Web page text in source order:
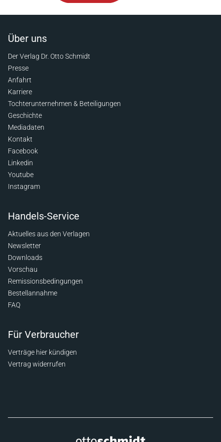
Über uns
Der Verlag Dr. Otto Schmidt
Presse
Anfahrt
Karriere
Tochterunternehmen & Beteiligungen
Geschichte
Mediadaten
Kontakt
Facebook
Linkedin
Youtube
Instagram
Handels-Service
Aktuelles aus den Verlagen
Newsletter
Downloads
Vorschau
Remissionsbedingungen
Bestellannahme
FAQ
Für Verbraucher
Verträge hier kündigen
Vertrag widerrufen